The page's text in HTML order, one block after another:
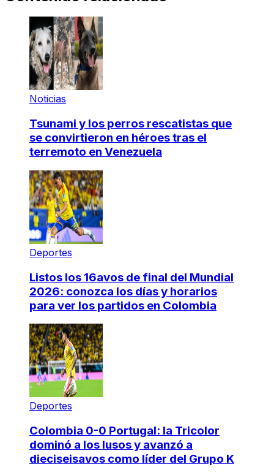
Noticias
Tsunami y los perros rescatistas que
se convirtieron en héroes tras el
terremoto en Venezuela
Deportes
Listos los 16avos de final del Mundial
2026: conozca los días y horarios
para ver los partidos en Colombia
Deportes
Colombia 0-0 Portugal: la Tricolor
dominó a los lusos y avanzó a
dieciseisavos como líder del Grupo K